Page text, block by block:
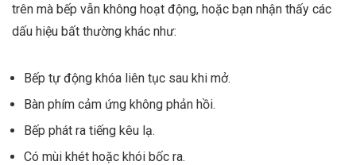
trên mà bếp vẫn không hoạt động, hoặc bạn nhận thấy các
dấu hiệu bất thường khác như:
Bếp tự động khóa liên tục sau khi mở.
Bàn phím cảm ứng không phản hồi.
Bếp phát ra tiếng kêu lạ.
Có mùi khét hoặc khói bốc ra.